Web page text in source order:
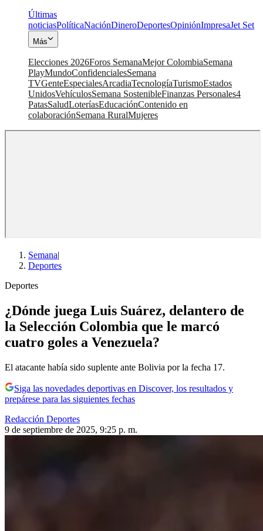
Últimas
noticiasPolíticaNaciónDineroDeportesOpiniónImpresaJet Set
Más
Elecciones 2026Foros SemanaMejor ColombiaSemana
PlayMundoConfidencialesSemana
TVGenteEspecialesArcadiaTecnologíaTurismoEstados
UnidosVehículosSemana SostenibleFinanzas Personales4
PatasSaludLoteríasEducaciónContenido en
colaboraciónSemana RuralMujeres
Semana|
Deportes
Deportes
¿Dónde juega Luis Suárez, delantero de
la Selección Colombia que le marcó
cuatro goles a Venezuela?
El atacante había sido suplente ante Bolivia por la fecha 17.
Siga las novedades deportivas en Discover, los resultados y
prepárese para las siguientes fechas
Redacción Deportes
9 de septiembre de 2025, 9:25 p. m.